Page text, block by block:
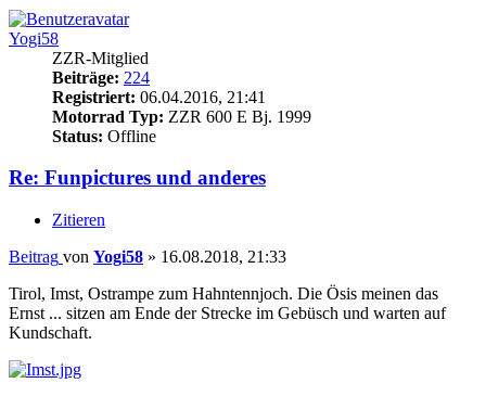
Yogi58
ZZR-Mitglied
Beiträge: 224
Registriert: 06.04.2016, 21:41
Motorrad Typ: ZZR 600 E Bj. 1999
Status: Offline
Re: Funpictures und anderes
Zitieren
Beitrag von Yogi58 » 16.08.2018, 21:33
Tirol, Imst, Ostrampe zum Hahntennjoch. Die Ösis meinen das
Ernst ... sitzen am Ende der Strecke im Gebüsch und warten auf
Kundschaft.